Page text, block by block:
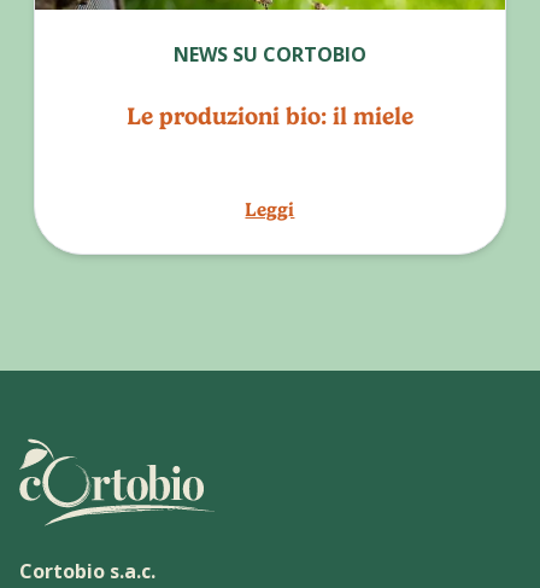
NEWS SU CORTOBIO
Le produzioni bio: il miele
Leggi
Cortobio s.a.c.